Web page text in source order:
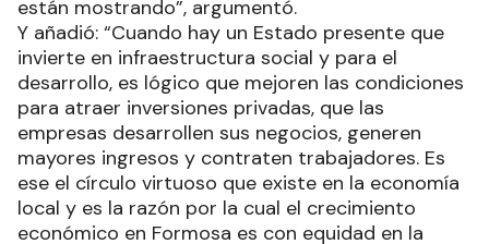
están mostrando”, argumentó.
Y añadió: “Cuando hay un Estado presente que
invierte en infraestructura social y para el
desarrollo, es lógico que mejoren las condiciones
para atraer inversiones privadas, que las
empresas desarrollen sus negocios, generen
mayores ingresos y contraten trabajadores. Es
ese el círculo virtuoso que existe en la economía
local y es la razón por la cual el crecimiento
económico en Formosa es con equidad en la